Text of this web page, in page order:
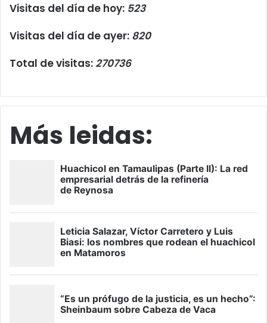
Visitas del día de hoy: 523
Visitas del día de ayer: 820
Total de visitas: 270736
Más leidas: